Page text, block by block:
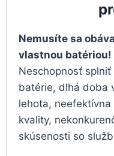
Nemusíte sa
vlastnou batériou!
Neschopnosť
batérie, dlhá doba
lehota,
kvality,
skúsenosti so